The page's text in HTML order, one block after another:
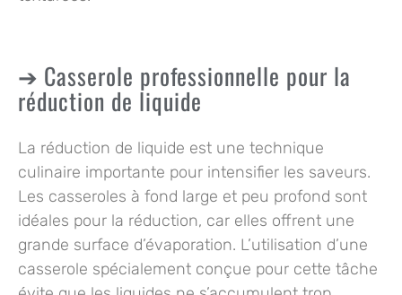
Casserole professionnelle pour la
réduction de liquide
La réduction de liquide est une technique
culinaire importante pour intensifier les saveurs.
Les casseroles à fond large et peu profond sont
idéales pour la réduction, car elles offrent une
grande surface d’évaporation. L’utilisation d’une
casserole spécialement conçue pour cette tâche